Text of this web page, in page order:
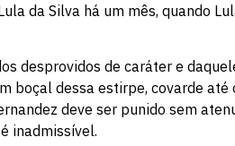
da Silva há um mês, quando
desprovidos de caráter e
boçal dessa estirpe, covarde
deve ser punido sem
inadmissível.